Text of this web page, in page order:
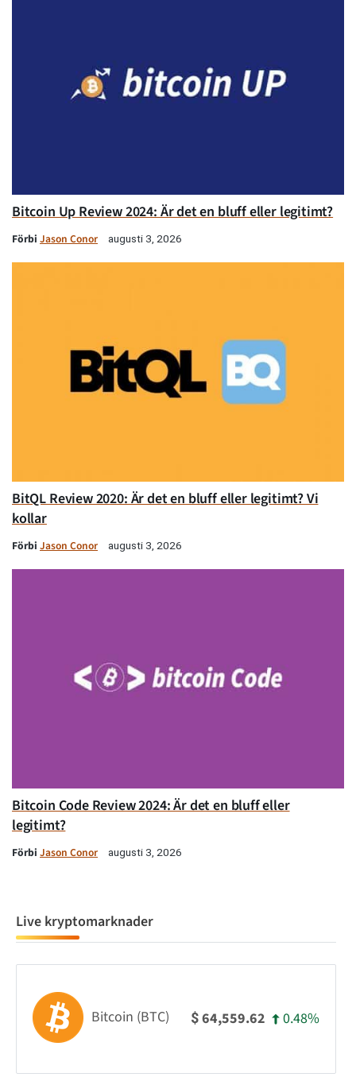
Bitcoin Up Review 2024: Är det en bluff eller legitimt?
Förbi Jason Conor augusti 3, 2026
BitQL Review 2020: Är det en bluff eller legitimt? Vi
kollar
Förbi Jason Conor augusti 3, 2026
Bitcoin Code Review 2024: Är det en bluff eller
legitimt?
Förbi Jason Conor augusti 3, 2026
Live kryptomarknader
Bitcoin (BTC) $64,559.62 0.48%